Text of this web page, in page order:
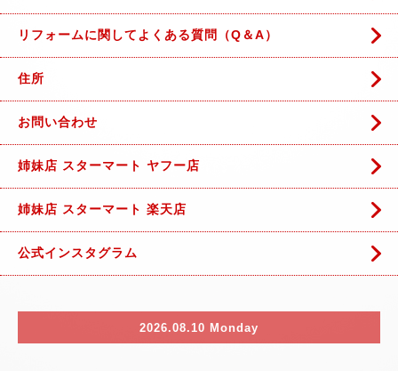
リフォームに関してよくある質問（Q＆A）
住所
お問い合わせ
姉妹店 スターマート ヤフー店
姉妹店 スターマート 楽天店
公式インスタグラム
2026.08.10 Monday